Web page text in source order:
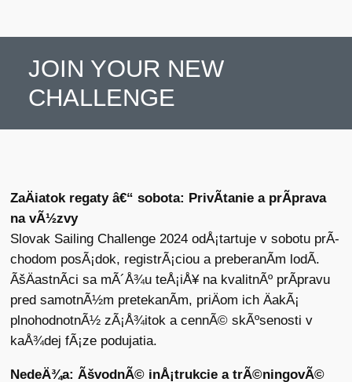
JOIN YOUR NEW
CHALLENGE
ZaÄiatok regaty â€“ sobota: PrivÃ­tanie a prÃ­prava
na vÃ½zvy
Slovak Sailing Challenge 2024 odÅ¡tartuje v sobotu prÃ­
chodom posÃ¡dok, registrÃ¡ciou a preberanÃ­m lodÃ­.
ÃšÄastnÃ­ci sa mÃ´Å¾u teÅ¡iÅ¥ na kvalitnÃº prÃ­pravu
pred samotnÃ½m pretekanÃ­m, priÄom ich ÄakÃ¡
plnohodnotnÃ½ zÃ¡Å¾itok a cennÃ© skÃºsenosti v
kaÅ¾dej fÃ¡ze podujatia.
NedeÄ¾a: ÃšvodnÃ© inÅ¡trukcie a trÃ©ningovÃ©